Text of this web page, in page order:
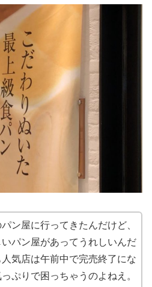
ン屋に行ってきたんだけど、
パン屋があってうれしいんだ
気店は午前中で完売終了にな
ぷりで困っちゃうのよねえ。